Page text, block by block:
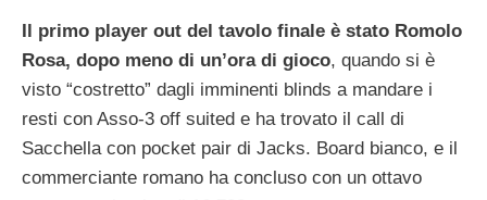
Il primo player out del tavolo finale è stato Romolo
Rosa, dopo meno di un’ora di gioco, quando si è
visto “costretto” dagli imminenti blinds a mandare i
resti con Asso-3 off suited e ha trovato il call di
Sacchella con pocket pair di Jacks. Board bianco, e il
commerciante romano ha concluso con un ottavo